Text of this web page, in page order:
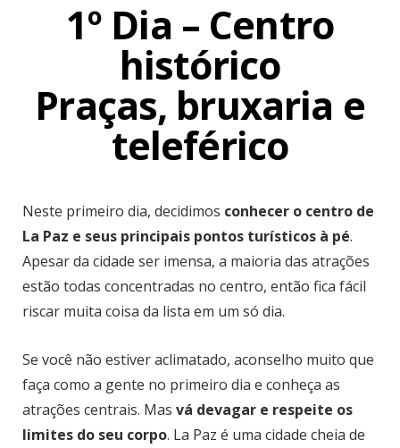
1º Dia – Centro
histórico
Praças, bruxaria e
teleférico
Neste primeiro dia, decidimos conhecer o centro de
La Paz e seus principais pontos turísticos à pé.
Apesar da cidade ser imensa, a maioria das atrações
estão todas concentradas no centro, então fica fácil
riscar muita coisa da lista em um só dia.
Se você não estiver aclimatado, aconselho muito que
faça como a gente no primeiro dia e conheça as
atrações centrais. Mas vá devagar e respeite os
limites do seu corpo. La Paz é uma cidade cheia de